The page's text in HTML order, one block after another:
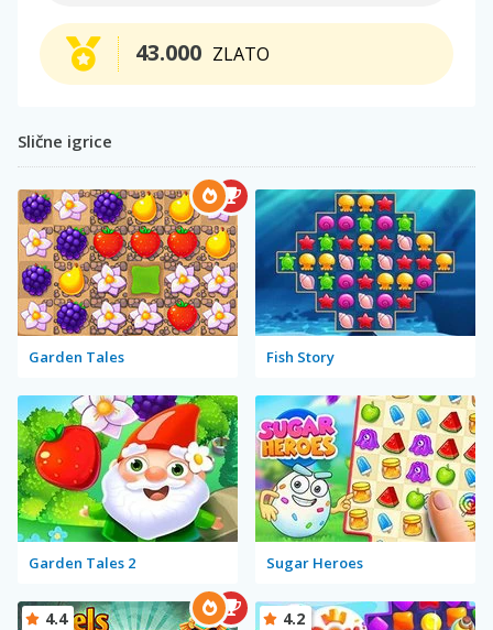
ZLATO
43.000
Slične igrice
Garden Tales Fish Story
Garden Tales 2 Sugar Heroes
4.4 4.2